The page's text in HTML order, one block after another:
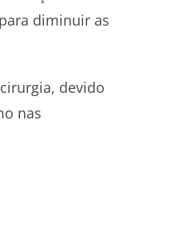
diminuir as
devido
nas